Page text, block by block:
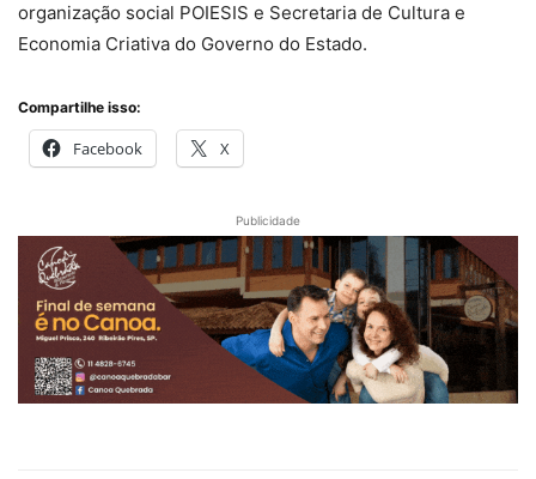
organização social POIESIS e Secretaria de Cultura e
Economia Criativa do Governo do Estado.
Compartilhe isso:
Facebook X
Publicidade